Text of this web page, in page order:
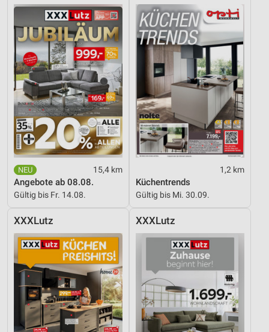
15,4 km
Angebote ab 08.08.
Gültig bis Fr. 14.08.
1,2 km
Küchentrends
Gültig bis Mi. 30.09.
XXXLutz XXXLutz